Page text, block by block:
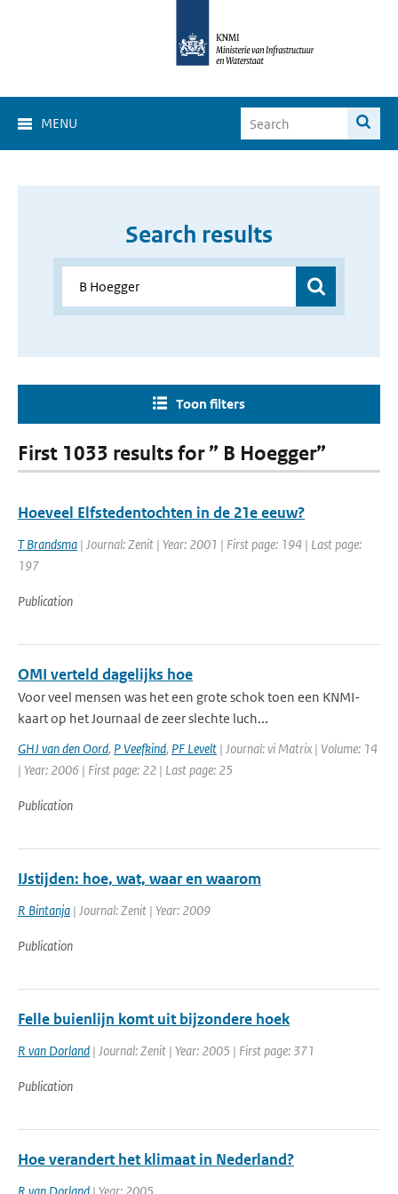
MENU
Search results
Toon filters
First 1033 results for ” B Hoegger”
Hoeveel Elfstedentochten in de 21e eeuw?
T Brandsma | Journal: Zenit | Year: 2001 | First page: 194 | Last page:
197
Publication
OMI verteld dagelijks hoe
Voor veel mensen was het een grote schok toen een KNMI-
kaart op het Journaal de zeer slechte luch...
GHJ van den Oord, P Veefkind, PF Levelt | Journal: vi Matrix | Volume: 14
| Year: 2006 | First page: 22 | Last page: 25
Publication
IJstijden: hoe, wat, waar en waarom
R Bintanja | Journal: Zenit | Year: 2009
Publication
Felle buienlijn komt uit bijzondere hoek
R van Dorland | Journal: Zenit | Year: 2005 | First page: 371
Publication
Hoe verandert het klimaat in Nederland?